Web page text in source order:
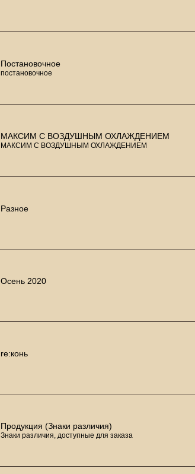
Постановочное
постановочное
МАКСИМ С ВОЗДУШНЫМ ОХЛАЖДЕНИЕМ
МАКСИМ С ВОЗДУШНЫМ ОХЛАЖДЕНИЕМ
Разное
Осень 2020
re:конь
Продукция (Знаки различия)
Знаки различия, доступные для заказа